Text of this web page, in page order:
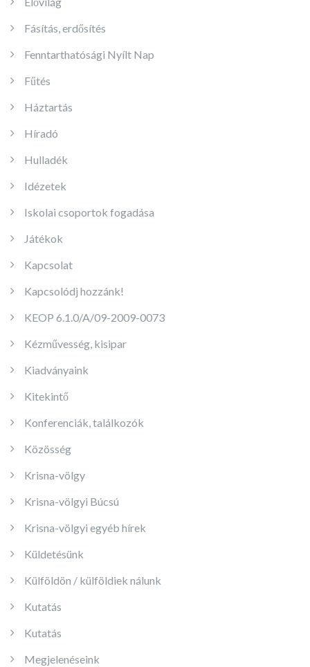
Fásítás, erdősítés
Fenntarthatósági Nyílt Nap
Fűtés
Háztartás
Híradó
Hulladék
Idézetek
Iskolai csoportok fogadása
Játékok
Kapcsolat
Kapcsolódj hozzánk!
KEOP 6.1.0/A/09-2009-0073
Kézművesség, kisipar
Kiadványaink
Kitekintő
Konferenciák, találkozók
Közösség
Krisna-völgy
Krisna-völgyi Búcsú
Krisna-völgyi egyéb hírek
Küldetésünk
Külföldön / külföldiek nálunk
Kutatás
Kutatás
Megjelenéseink